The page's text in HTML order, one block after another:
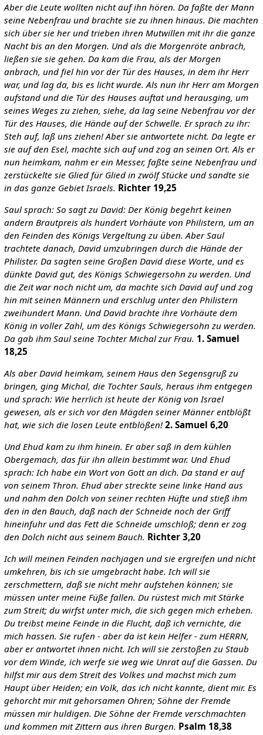
Aber die Leute wollten nicht auf ihn hören. Da faßte der Mann
seine Nebenfrau und brachte sie zu ihnen hinaus. Die machten
sich über sie her und trieben ihren Mutwillen mit ihr die ganze
Nacht bis an den Morgen. Und als die Morgenröte anbrach,
ließen sie sie gehen. Da kam die Frau, als der Morgen
anbrach, und fiel hin vor der Tür des Hauses, in dem ihr Herr
war, und lag da, bis es licht wurde. Als nun ihr Herr am Morgen
aufstand und die Tür des Hauses auftat und herausging, um
seines Weges zu ziehen, siehe, da lag seine Nebenfrau vor der
Tür des Hauses, die Hände auf der Schwelle. Er sprach zu ihr:
Steh auf, laß uns ziehen! Aber sie antwortete nicht. Da legte er
sie auf den Esel, machte sich auf und zog an seinen Ort. Als er
nun heimkam, nahm er ein Messer, faßte seine Nebenfrau und
zerstückelte sie Glied für Glied in zwölf Stücke und sandte sie
in das ganze Gebiet Israels. Richter 19,25
Saul sprach: So sagt zu David: Der König begehrt keinen
andern Brautpreis als hundert Vorhäute von Philistern, um an
den Feinden des Königs Vergeltung zu üben. Aber Saul
trachtete danach, David umzubringen durch die Hände der
Philister. Da sagten seine Großen David diese Worte, und es
dünkte David gut, des Königs Schwiegersohn zu werden. Und
die Zeit war noch nicht um, da machte sich David auf und zog
hin mit seinen Männern und erschlug unter den Philistern
zweihundert Mann. Und David brachte ihre Vorhäute dem
König in voller Zahl, um des Königs Schwiegersohn zu werden.
Da gab ihm Saul seine Tochter Michal zur Frau. 1. Samuel
18,25
Als aber David heimkam, seinem Haus den Segensgruß zu
bringen, ging Michal, die Tochter Sauls, heraus ihm entgegen
und sprach: Wie herrlich ist heute der König von Israel
gewesen, als er sich vor den Mägden seiner Männer entblößt
hat, wie sich die losen Leute entblößen! 2. Samuel 6,20
Und Ehud kam zu ihm hinein. Er aber saß in dem kühlen
Obergemach, das für ihn allein bestimmt war. Und Ehud
sprach: Ich habe ein Wort von Gott an dich. Da stand er auf
von seinem Thron. Ehud aber streckte seine linke Hand aus
und nahm den Dolch von seiner rechten Hüfte und stieß ihm
den in den Bauch, daß nach der Schneide noch der Griff
hineinfuhr und das Fett die Schneide umschloß; denn er zog
den Dolch nicht aus seinem Bauch. Richter 3,20
Ich will meinen Feinden nachjagen und sie ergreifen und nicht
umkehren, bis ich sie umgebracht habe. Ich will sie
zerschmettern, daß sie nicht mehr aufstehen können; sie
müssen unter meine Füße fallen. Du rüstest mich mit Stärke
zum Streit; du wirfst unter mich, die sich gegen mich erheben.
Du treibst meine Feinde in die Flucht, daß ich vernichte, die
mich hassen. Sie rufen - aber da ist kein Helfer - zum HERRN,
aber er antwortet ihnen nicht. Ich will sie zerstoßen zu Staub
vor dem Winde, ich werfe sie weg wie Unrat auf die Gassen. Du
hilfst mir aus dem Streit des Volkes und machst mich zum
Haupt über Heiden; ein Volk, das ich nicht kannte, dient mir. Es
gehorcht mir mit gehorsamen Ohren; Söhne der Fremde
müssen mir huldigen. Die Söhne der Fremde verschmachten
und kommen mit Zittern aus ihren Burgen. Psalm 18,38